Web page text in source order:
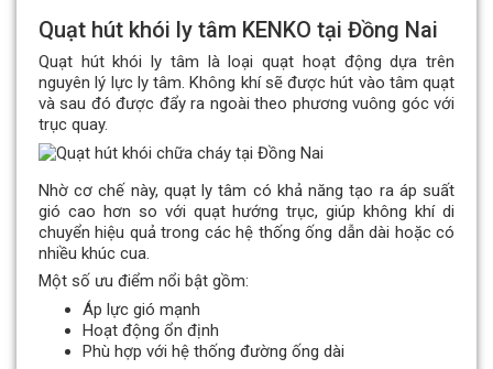
Quạt hút khói ly tâm KENKO tại Đồng Nai
Quạt hút khói ly tâm là loại quạt hoạt động dựa trên
nguyên lý lực ly tâm. Không khí sẽ được hút vào tâm quạt
và sau đó được đẩy ra ngoài theo phương vuông góc với
trục quay.
Nhờ cơ chế này, quạt ly tâm có khả năng tạo ra áp suất
gió cao hơn so với quạt hướng trục, giúp không khí di
chuyển hiệu quả trong các hệ thống ống dẫn dài hoặc có
nhiều khúc cua.
Một số ưu điểm nổi bật gồm:
Áp lực gió mạnh
Hoạt động ổn định
Phù hợp với hệ thống đường ống dài